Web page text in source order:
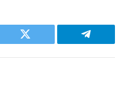
Twitter Telegram